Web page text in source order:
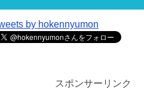
by hokennyumon
スポンサーリンク